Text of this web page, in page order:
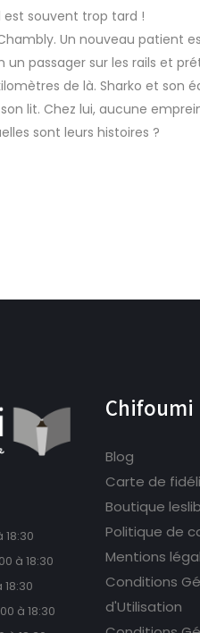
est souvent trop tard !
Un nouveau patient
passager sur les rails et
de là. Sharko et son
lit. Chez lui, aucune
sont leurs histoires ?
18:30
à 18:30
18:30
à 18:30
Chifoumi
Blog
Carte de
Boutique
Politique de
Mentions
Conditions
d'Utilisation